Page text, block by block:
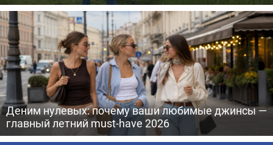
Деним нулевых: почему ваши любимые джинсы —
главный летний must-have 2026